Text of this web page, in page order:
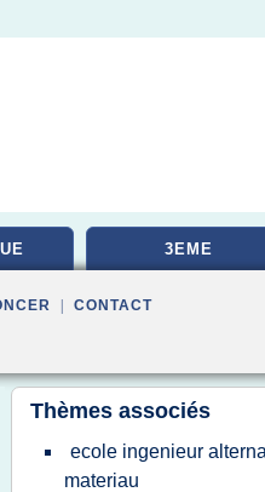
3EME
CONTACT
Thèmes associés
ecole ingenieur
materiau